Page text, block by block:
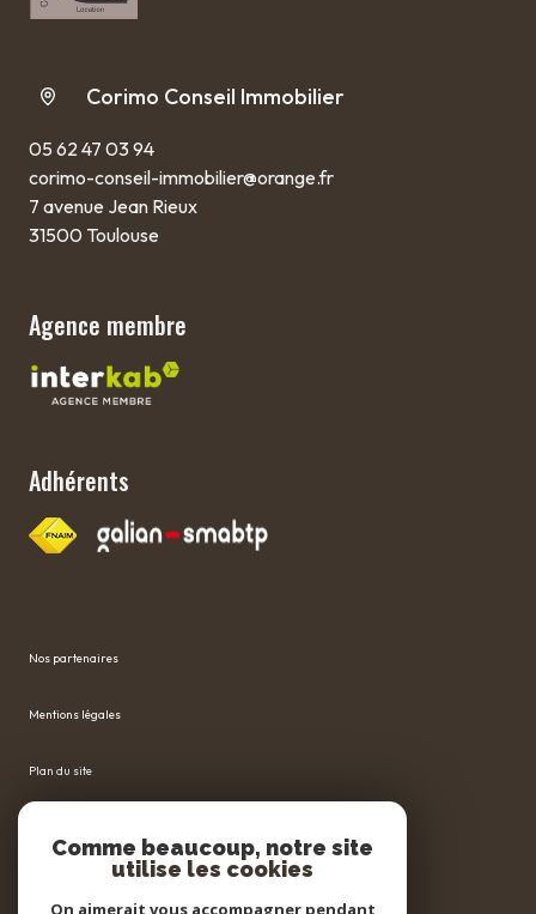
Corimo Conseil Immobilier
05 62 47 03 94
corimo-conseil-immobilier@orange.fr
7 avenue Jean Rieux
31500 Toulouse
Agence membre
Adhérents
Nos partenaires
Mentions légales
Plan du site
Comme beaucoup, notre site
utilise les cookies
On aimerait vous accompagner pendant